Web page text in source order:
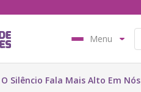
Menu
O Silêncio Fala Mais Alto Em Nós